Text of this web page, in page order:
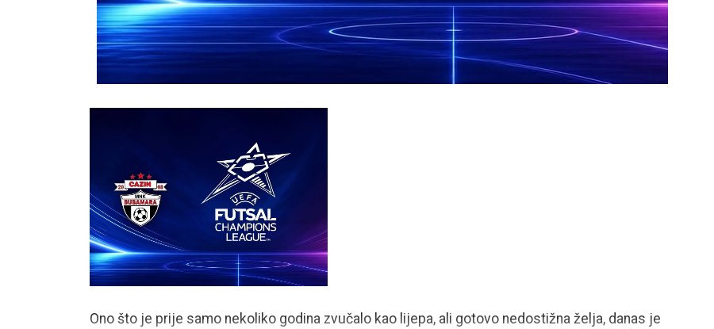
Ono što je prije samo nekoliko godina zvučalo kao lijepa, ali gotovo nedostižna želja, danas je